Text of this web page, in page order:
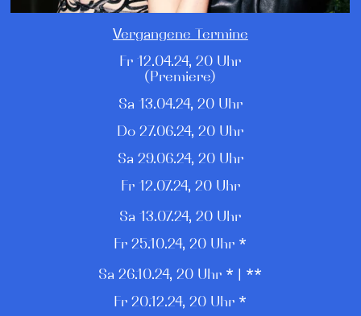
Vergangene Termine
Fr 12.04.24, 20 Uhr
(Premiere)
Sa 13.04.24, 20 Uhr
Do 27.06.24, 20 Uhr
Sa 29.06.24, 20 Uhr
Fr 12.07.24, 20 Uhr
Sa 13.07.24, 20 Uhr
Fr 25.10.24, 20 Uhr *
Sa 26.10.24, 20 Uhr * | **
Fr 20.12.24, 20 Uhr *